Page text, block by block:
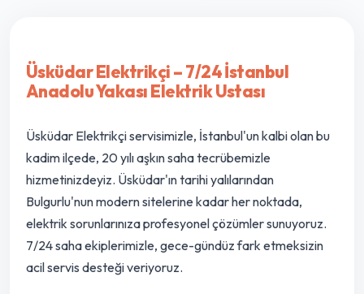
Üsküdar Elektrikçi – 7/24 İstanbul
Anadolu Yakası Elektrik Ustası
Üsküdar Elektrikçi servisimizle, İstanbul'un kalbi olan bu
kadim ilçede, 20 yılı aşkın saha tecrübemizle
hizmetinizdeyiz. Üsküdar'ın tarihi yalılarından
Bulgurlu'nun modern sitelerine kadar her noktada,
elektrik sorunlarınıza profesyonel çözümler sunuyoruz.
7/24 saha ekiplerimizle, gece-gündüz fark etmeksizin
acil servis desteği veriyoruz.